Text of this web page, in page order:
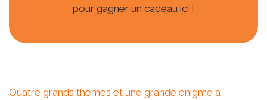
pour gagner un cadeau ici !
Quatre grands thèmes et une grande énigme à